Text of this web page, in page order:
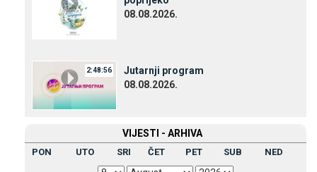
08.08.2026.
2:48:56
Јutarnji program
08.08.2026.
VIЈESTI - ARHIVA
PON UTO SRI ČET PET SUB NED